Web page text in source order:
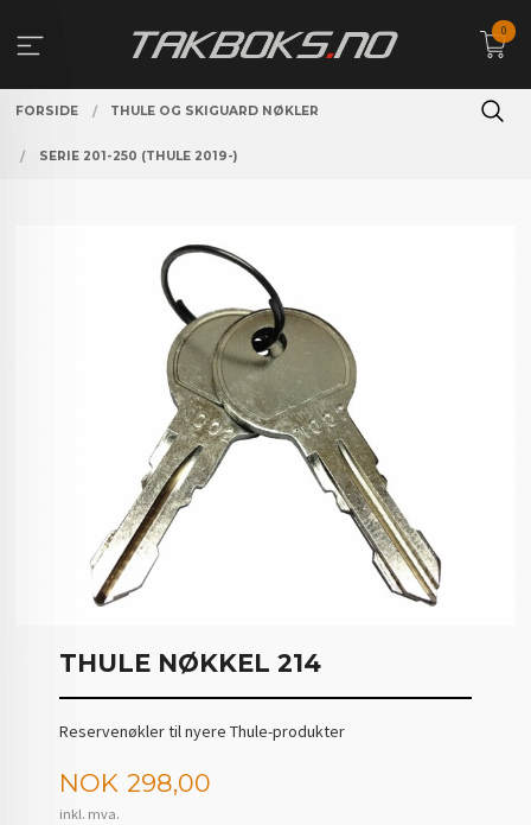
innholdet
0
FORSIDE THULE OG SKIGUARD NØKLER
SERIE 201-250 (THULE 2019-)
THULE NØKKEL 214
Reservenøkler til nyere Thule-produkter
Pris
NOK 298,00
inkl. mva.